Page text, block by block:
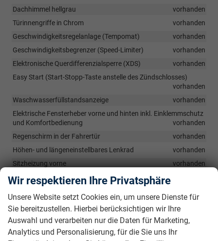
Dachhimmel hellgrau
vorhanden
Türinnengriffe in Chrom
vorhanden
Geschwindigkeitsregelanlage (Tempomat)
vorhanden
Geschwindigkeitsbegrenzer (Speed-Limiter)
vorhanden
Elektronische Querdifferenzialsperre (XDS)
vorhanden
Easy Start (Start-Stopp-Taste anstelle des Zündschlosses)
vorhanden
Waschwasserfüllstandsanzeige
vorhanden
Elektrische Fensterheber vorne und hinten inkl. Einklemmschutz
und Komfortbedienung
vorhanden
Regenschirm in der Fahrertür
vorhanden
Höhen- und längeneinstellbares Lenkrad
vorhanden
Sitzheizung vorne
vorhanden
Höheneinstellbare Vordersitze
Handschuhfach beleuchtet
Mittelarmlehne vorn mit Ablagefach
vorhanden
Getränkehalter vorne
vorhanden
Wir respektieren Ihre Privatsphäre
Unsere Website setzt Cookies ein, um unsere Dienste für
Sie bereitzustellen. Hierbei berücksichtigen wir Ihre
Auswahl und verarbeiten nur die Daten für Marketing,
Analytics und Personalisierung, für die Sie uns Ihr